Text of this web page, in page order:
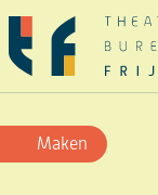
Ga
naar
de
inhoud
Maken